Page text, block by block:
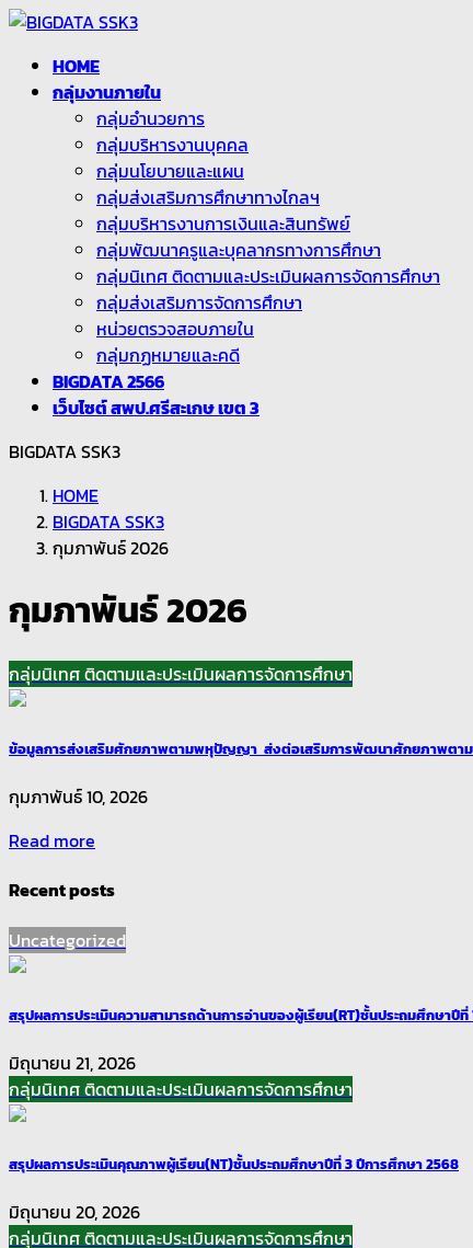
Skip
the
content
Skip
the
Navigation
HOME
กลุ่มงานภายใน
กลุ่มอำนวยการ
กลุ่มบริหารงานบุคคล
กลุ่มนโยบายและแผน
กลุ่มส่งเสริมการศึกษาทางไกลฯ
กลุ่มบริหารงานการเงินและสินทรัพย์
กลุ่มพัฒนาครูและบุคลากรทางการศึกษา
กลุ่มนิเทศ ติดตามและประเมินผลการจัดการศึกษา
กลุ่มส่งเสริมการจัดการศึกษา
หน่วยตรวจสอบภายใน
กลุ่มกฏหมายและคดี
BIGDATA 2566
เว็บไซต์ สพป.ศรีสะเกษ เขต 3
BIGDATA SSK3
HOME
BIGDATA SSK3
กุมภาพันธ์ 2026
กุมภาพันธ์ 2026
กลุ่มนิเทศ ติดตามและประเมินผลการจัดการศึกษา
ข้อมูลการส่งเสริมศักยภาพตามพหุปัญญา ส่งต่อเสริมการพัฒนาศักยภาพตา
กุมภาพันธ์ 10, 2026
Read more
Recent posts
Uncategorized
สรุปผลการประเมินความสามารถด้านการอ่านของผู้เรียน(RT)ชั้นประถมศึกษาปี
มิถุนายน 21, 2026
กลุ่มนิเทศ ติดตามและประเมินผลการจัดการศึกษา
สรุปผลการประเมินคุณภาพผู้เรียน(NT)ชั้นประถมศึกษาปีที่ 3 ปีการศึกษา 2568
มิถุนายน 20, 2026
กลุ่มนิเทศ ติดตามและประเมินผลการจัดการศึกษา